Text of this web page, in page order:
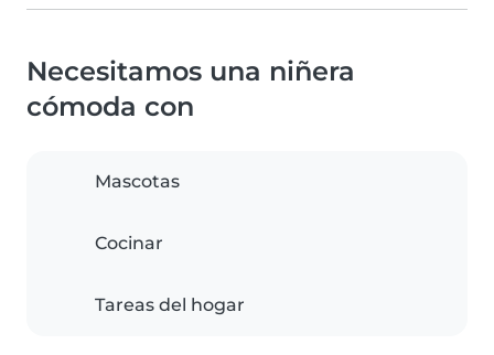
Necesitamos una niñera
cómoda con
Mascotas
Cocinar
Tareas del hogar